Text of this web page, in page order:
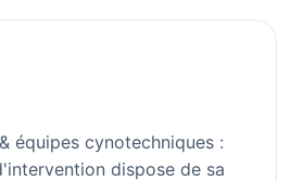
équipes cynotechniques :
dispose de sa